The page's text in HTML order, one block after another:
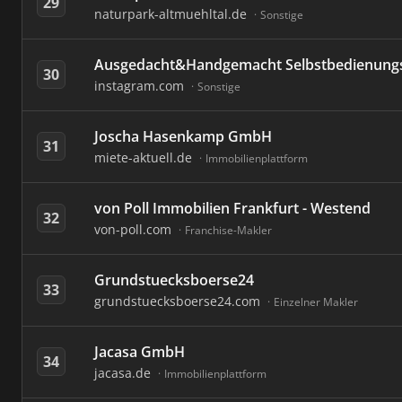
naturpark-altmuehltal.de Sonstige
30 Ausgedacht&Handgemacht
instagram.com Sonstige
31 Joscha Hasenkamp GmbH
miete-aktuell.de Immobilienplattform
32 von Poll Immobilien Frankfurt - Westend
von-poll.com Franchise-Makler
33 Grundstuecksboerse24
grundstuecksboerse24.com Einzelner Makler
34 Jacasa GmbH
jacasa.de Immobilienplattform